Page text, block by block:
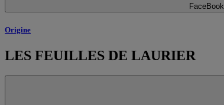
FaceBook
Origine
LES FEUILLES DE LAURIER